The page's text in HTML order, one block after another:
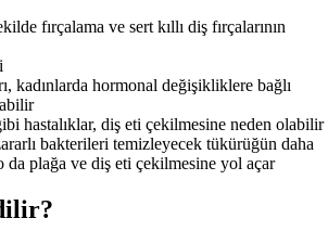
fırçalama ve sert kıllı diş fırçalarının
kadınlarda hormonal değişikliklere bağlı
hastalıklar, diş eti çekilmesine neden olabilir
bakterileri temizleyecek tükürüğün daha
da plağa ve diş eti çekilmesine yol açar